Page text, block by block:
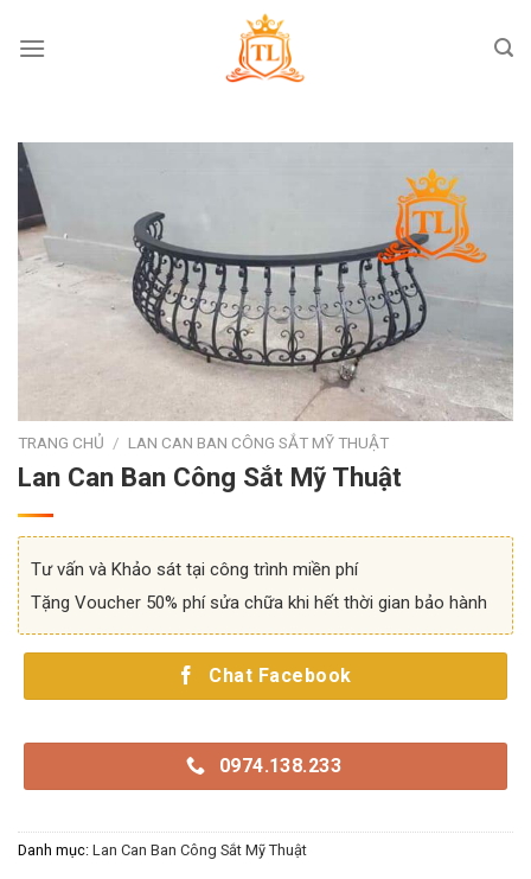
TRANG CHỦ / LAN CAN BAN CÔNG SẮT MỸ THUẬT
Lan Can Ban Công Sắt Mỹ Thuật
Tư vấn và Khảo sát tại công trình miền phí
Tặng Voucher 50% phí sửa chữa khi hết thời gian bảo hành
Chat Facebook
0974.138.233
Danh mục: Lan Can Ban Công Sắt Mỹ Thuật